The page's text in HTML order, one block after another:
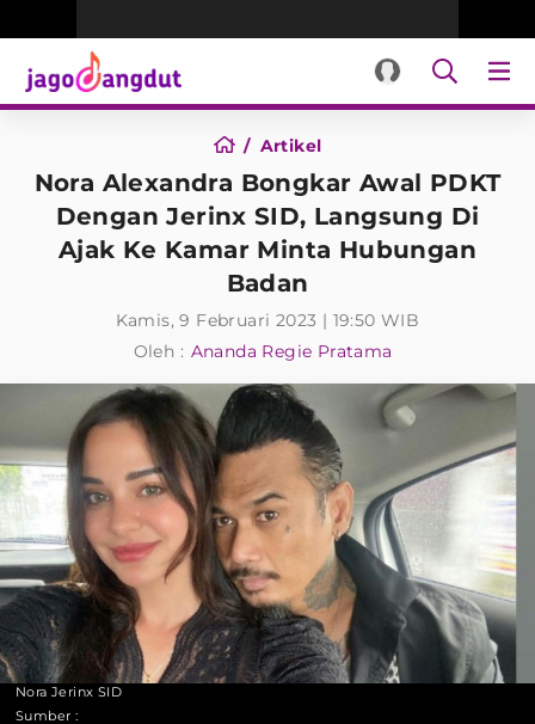
Artikel
Nora Alexandra Bongkar Awal PDKT
Dengan Jerinx SID, Langsung Di
Ajak Ke Kamar Minta Hubungan
Badan
Kamis, 9 Februari 2023 | 19:50 WIB
Oleh : Ananda Regie Pratama
Nora Jerinx SID
Sumber :